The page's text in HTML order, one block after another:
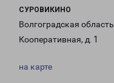
СУРОВИКИНО
Волгоградская
Кооперативная, д. 1
на карте